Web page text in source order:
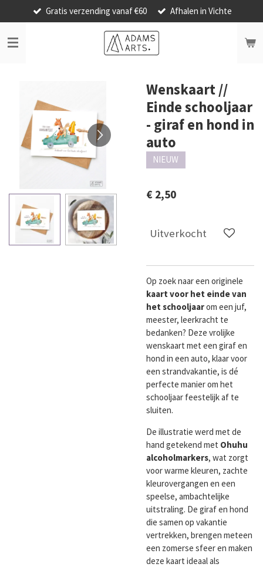
direct
naar
de
Gratis verzending vanaf €60 Afhalen in Vichte
Wenskaart //
Einde schooljaar
- giraf en hond in
auto
NIEUW
€ 2,50
Uitverkocht
Op zoek naar een originele
kaart voor het einde van
het schooljaarom een juf,
meester, leerkracht te
bedanken? Deze vrolijke
wenskaart met een giraf en
hond in een auto, klaar voor
een strandvakantie, is dé
perfecte manier om het
schooljaar feestelijk af te
sluiten.
De illustratie werd met de
hand getekend met Ohuhu
alcoholmarkers, wat zorgt
voor warme kleuren, zachte
kleurovergangen en een
speelse, ambachtelijke
uitstraling. De giraf en hond
die samen op vakantie
vertrekken, brengen meteen
een zomerse sfeer en maken
deze kaart ideaal als